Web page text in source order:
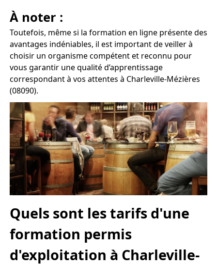
À noter :
Toutefois, même si la formation en ligne présente des
avantages indéniables, il est important de veiller à
choisir un organisme compétent et reconnu pour
vous garantir une qualité d’apprentissage
correspondant à vos attentes à Charleville-Mézières
(08090).
Quels sont les tarifs d'une
formation permis
d'exploitation à Charleville-